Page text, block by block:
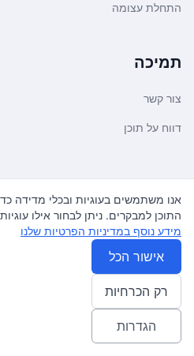
התחלת עצומה
תמיכה
צור קשר
דווח על תוכן
משפטי ועדכונים
מדיניות פרטיות
תנאי שימוש
© 2026 עצומה. כל הזכויות שמורות.
אנו משתמשים בעוגיות ובכלי מדידה
התוכן למבקרים. ניתן לבחור אילו
מידע נוסף במדיניות הפרטיות שלנו
אישור הכל
רק הכרחיות
הגדרות